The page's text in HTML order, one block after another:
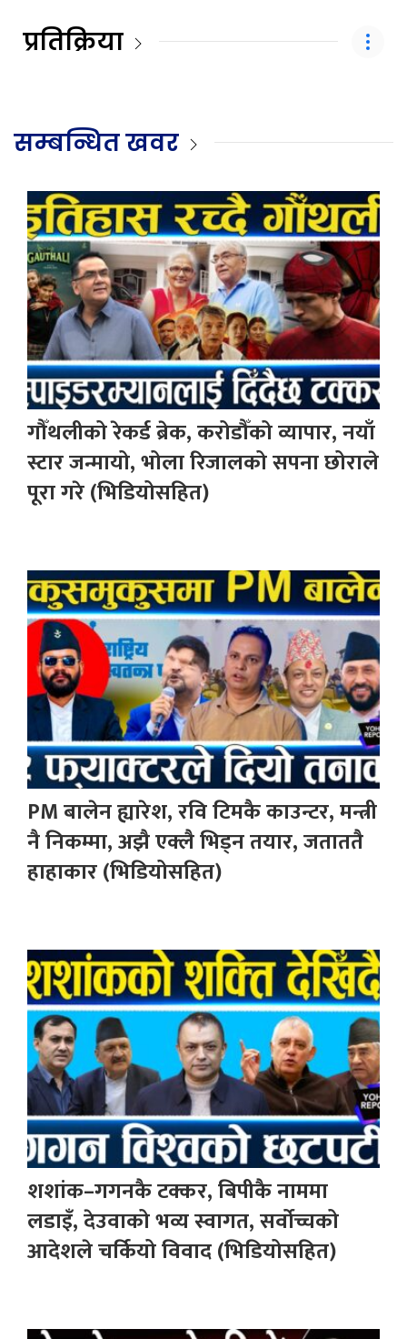
प्रतिक्रिया
सम्बन्धित खवर
गौँथलीको रेकर्ड ब्रेक, करोडौँको व्यापार, नयाँ
स्टार जन्मायो, भोला रिजालको सपना छोराले
पूरा गरे (भिडियोसहित)
PM बालेन ह्यारेश, रवि टिमकै काउन्टर, मन्त्री
नै निकम्मा, अझै एक्लै भिड्न तयार, जताततै
हाहाकार (भिडियोसहित)
शशांक–गगनकै टक्कर, बिपीकै नाममा
लडाइँ, देउवाको भव्य स्वागत, सर्वोच्चको
आदेशले चर्कियो विवाद (भिडियोसहित)